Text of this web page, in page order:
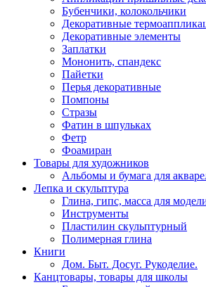
Бубенчики, колокольчики
Декоративные
Декоративные элементы
Заплатки
Мононить, спандекс
Пайетки
Перья декоративные
Помпоны
Стразы
Фатин в шпульках
Фетр
Фоамиран
Товары для художников
Альбомы и бумага для
Лепка и скульптура
Глина, гипс, масса для
Инструменты
Пластилин скульптурный
Полимерная глина
Книги
Дом. Быт. Досуг. Рукоделие.
Канцтовары, товары для школы